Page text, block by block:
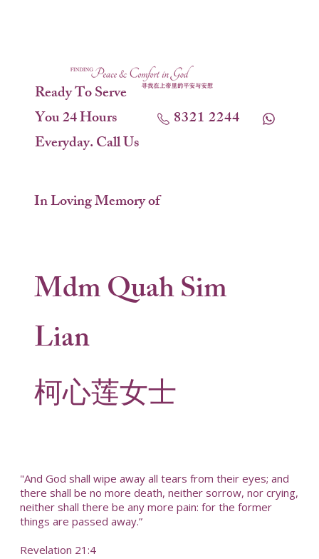
Ready To Serve
You 24 Hours
Everyday. Call Us
8321 2244
In Loving Memory of
Mdm Quah Sim
Lian
柯心莲女士
"And God shall wipe away all tears from their eyes; and
there shall be no more death, neither sorrow, nor crying,
neither shall there be any more pain: for the former
things are passed away.”
Revelation 21:4